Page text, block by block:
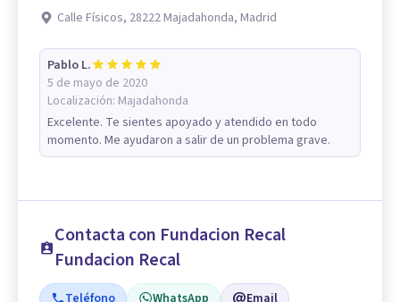
Calle Físicos, 28222 Majadahonda, Madrid
Pablo L.
5 de mayo de 2020
Localización: Majadahonda
Excelente. Te sientes apoyado y atendido en todo
momento. Me ayudaron a salir de un problema grave.
Contacta con Fundacion Recal
Fundacion Recal